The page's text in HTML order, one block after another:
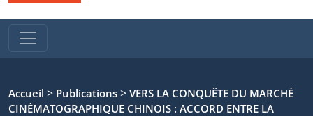
Accueil > Publications > VERS LA CONQUÊTE DU MARCHÉ
CINÉMATOGRAPHIQUE CHINOIS : ACCORD ENTRE LA